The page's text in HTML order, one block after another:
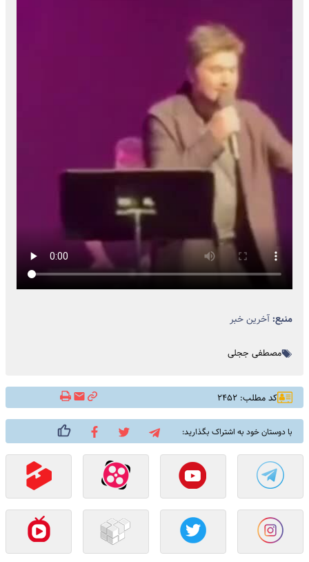
منبع:آخرین خبر
مصطفی ججلی
کد مطلب: ۲۴۵۲
با دوستان خود به اشتراک بگذارید: